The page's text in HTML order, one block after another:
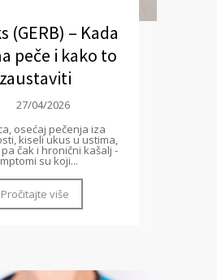
(GERB) – Kada
peče i kako to
zaustaviti
27/04/2026
osećaj pečenja iza
kiseli ukus u ustima,
čak i hronični kašalj -
su koji...
Pročitajte više